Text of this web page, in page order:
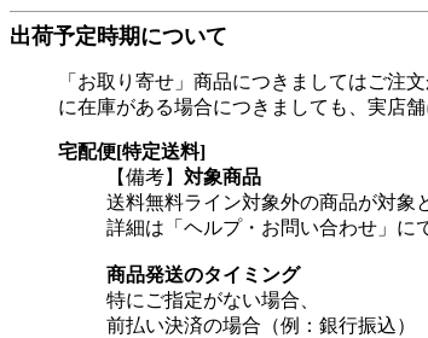
出荷予定時期について
「お取り寄せ」商品につきましてはご注
に在庫がある場合につきましても、実店
宅配便[特定送料]
【備考】 対象商品
送料無料ライン対象外の商品が対象
詳細は「ヘルプ・お問い合わせ」に
商品発送のタイミング
特にご指定がない場合、
前払い決済の場合（例：銀行振込